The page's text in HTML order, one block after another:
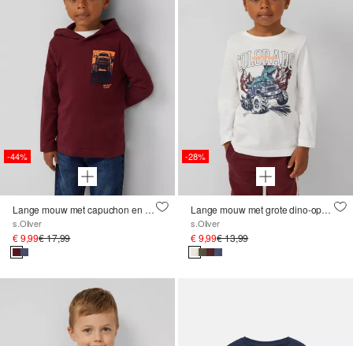
-44%
Lange mouw met capuchon en flockprint
s.Oliver
€ 9,99€ 17,99
-28%
Lange mouw met grote dino-opdruk
s.Oliver
€ 9,99€ 13,99